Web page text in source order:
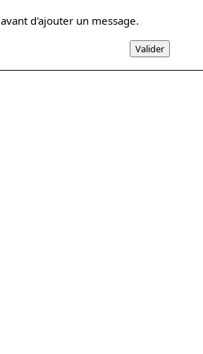
avant d'ajouter un message.